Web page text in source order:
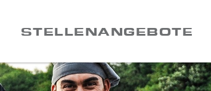
STELLENANGEBOTE